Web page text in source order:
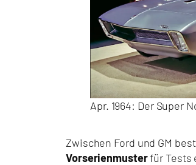
Apr. 1964: Der Super
Zwischen Ford und GM
Vorserienmusterfür Tests